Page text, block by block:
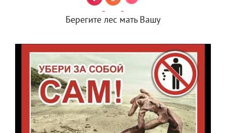
Берегите лес мать Вашу